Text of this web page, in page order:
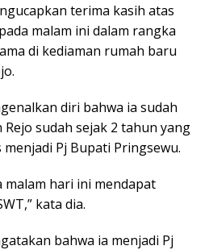
terima kasih atas
malam ini dalam rangka
di kediaman rumah baru
diri bahwa ia sudah
sudah sejak 2 tahun yang
Pj Bupati Pringsewu.
malam hari ini mendapat
kata dia.
bahwa ia menjadi Pj